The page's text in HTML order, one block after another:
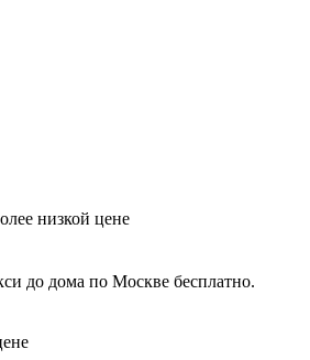
низкой цене
до дома по Москве бесплатно.